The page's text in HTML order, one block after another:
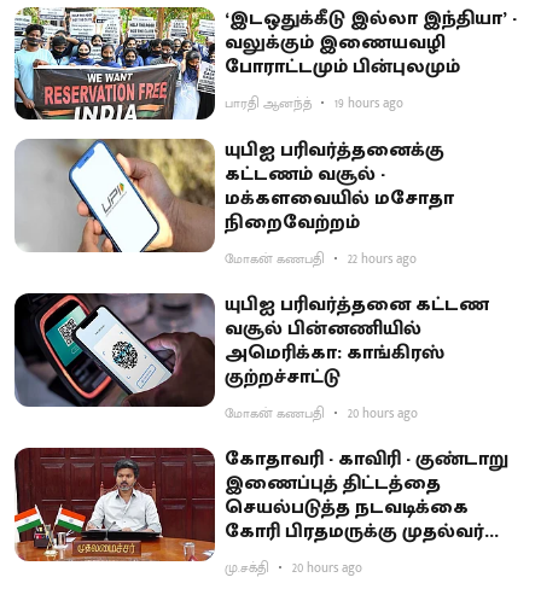
‘இடஒதுக்கீடு இல்லா இந்தியா’ -
வலுக்கும் இணையவழி
போராட்டமும் பின்புலமும்
பாரதி ஆனந்த் 19 hours ago
யுபிஐ பரிவர்த்தனைக்கு
கட்டணம் வசூல் -
மக்களவையில் மசோதா
நிறைவேற்றம்
மோகன் கணபதி 22 hours ago
யுபிஐ பரிவர்த்தனை கட்டண
வசூல் பின்னணியில்
அமெரிக்கா: காங்கிரஸ்
குற்றச்சாட்டு
மோகன் கணபதி 20 hours ago
கோதாவரி - காவிரி - குண்டாறு
இணைப்புத் திட்டத்தை
செயல்படுத்த நடவடிக்கை
கோரி பிரதமருக்கு முதல்வர்
விஜய் கடிதம்
மு.சக்தி 20 hours ago